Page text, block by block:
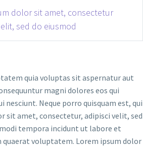
dolor sit amet, consectetur
sed do eiusmod
quia voluptas sit aspernatur aut
magni dolores eos qui
Neque porro quisquam est, qui
sit amet, consectetur, adipisci velit, sed
tempora incidunt ut labore et
quaerat voluptatem. Lorem ipsum dolor